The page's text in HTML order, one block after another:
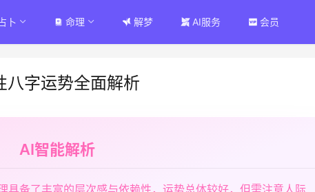
卜 命理 解梦 AI服务 会员
八字运势全面解析
AI智能解析
具备了丰富的层次感与依赖性，运势总体较好，但需注意人际